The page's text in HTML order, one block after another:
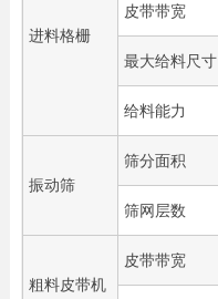
进料格栅
皮带带宽
最大给料尺寸
给料能力
振动筛
筛分面积
筛网层数
粗料皮带机
皮带带宽